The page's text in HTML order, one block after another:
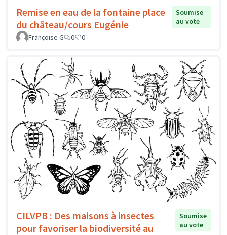
Remise en eau de la fontaine place
du château/cours Eugénie
Soumise
au vote
Françoise G
0 0
CILVPB : Des maisons à insectes
pour favoriser la biodiversité au
Soumise
au vote